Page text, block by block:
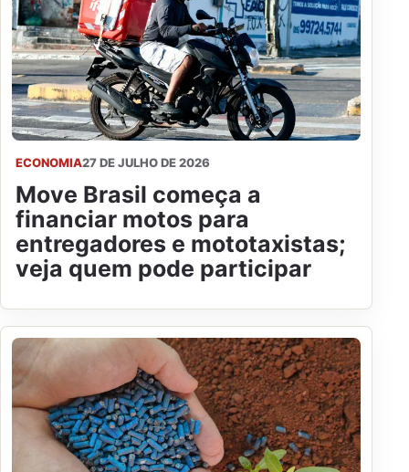
ECONOMIA27 DE JULHO DE 2026
Move Brasil começa a
financiar motos para
entregadores e mototaxistas;
veja quem pode participar